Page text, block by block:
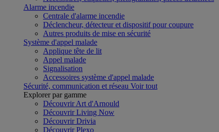
Alarme incendie
Centrale d'alarme incendie
Déclencheur, détecteur et dispositif pour coupure
Autres produits de mise en sécurité
Système d'appel malade
Applique tête de lit
Appel malade
Signalisation
Accessoires système d'appel malade
Sécurité, communication et réseau Voir tout
Explorer par gamme
Découvrir Art d'Arnould
Découvrir Living Now
Découvrir Drivia
Découvrir Plexo